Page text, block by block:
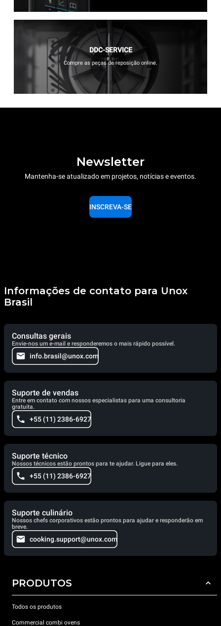
DDC-SERVICE
Compre as peças de reposição online.
Newsletter
Mantenha-se atualizado em projetos, notícias e eventos.
INSCREVA-SE
Informações de contato para Unox
Brasil
Consultas gerais
Envie-nos um e-mail e responderemos o mais rápido possível.
info.brasil@unox.com
Suporte de vendas
Entre em contato com nossos especialistas para uma consultoria
gratuita.
+55 (11) 2386-6927
Suporte técnico
Nossos técnicos estão prontos para te ajudar. Ligue para eles.
+55 (11) 2386-6927
Suporte culinário
Nossos chefs corporativos estão prontos para ajudar e responderão em
breve.
cooking.support@unox.com
PRODUTOS
Todos os produtos
Commercial combi ovens